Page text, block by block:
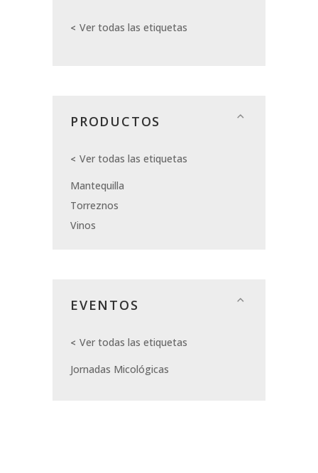
Ver todas las etiquetas
PRODUCTOS
Ver todas las etiquetas
Mantequilla
Torreznos
Vinos
EVENTOS
Ver todas las etiquetas
Jornadas Micológicas